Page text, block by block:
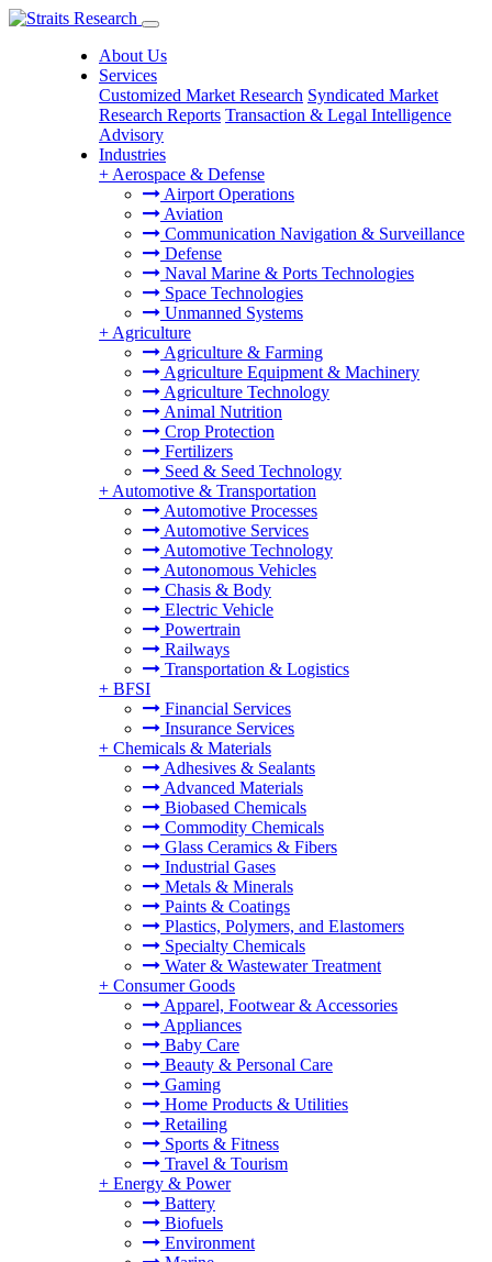
About Us
Services
Customized Market Research Syndicated Market
Research Reports Transaction & Legal Intelligence
Advisory
Industries
+ Aerospace & Defense
Airport Operations
Aviation
Communication Navigation & Surveillance
Defense
Naval Marine & Ports Technologies
Space Technologies
Unmanned Systems
+ Agriculture
Agriculture & Farming
Agriculture Equipment & Machinery
Agriculture Technology
Animal Nutrition
Crop Protection
Fertilizers
Seed & Seed Technology
+ Automotive & Transportation
Automotive Processes
Automotive Services
Automotive Technology
Autonomous Vehicles
Chasis & Body
Electric Vehicle
Powertrain
Railways
Transportation & Logistics
+ BFSI
Financial Services
Insurance Services
+ Chemicals & Materials
Adhesives & Sealants
Advanced Materials
Biobased Chemicals
Commodity Chemicals
Glass Ceramics & Fibers
Industrial Gases
Metals & Minerals
Paints & Coatings
Plastics, Polymers, and Elastomers
Specialty Chemicals
Water & Wastewater Treatment
+ Consumer Goods
Apparel, Footwear & Accessories
Appliances
Baby Care
Beauty & Personal Care
Gaming
Home Products & Utilities
Retailing
Sports & Fitness
Travel & Tourism
+ Energy & Power
Battery
Biofuels
Environment